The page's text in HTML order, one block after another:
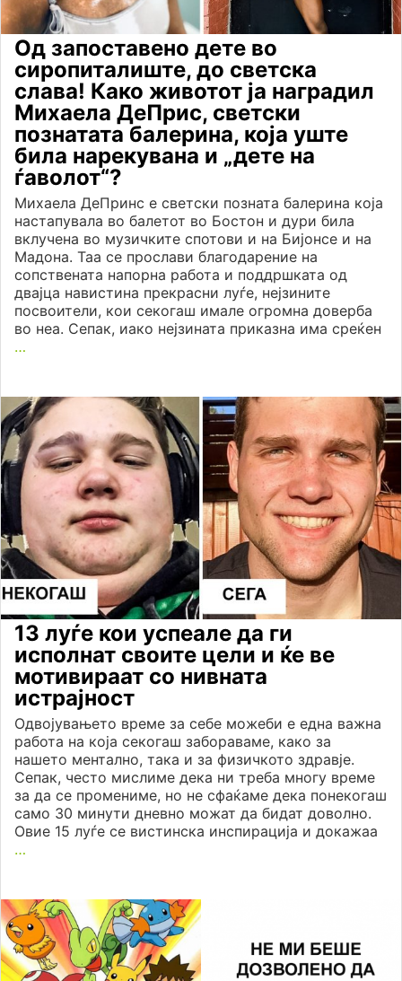
Од запоставено дете во
сиропиталиште, до светска
слава! Како животот ја наградил
Михаела ДеПрис, светски
познатата балерина, која уште
била нарекувана и „дете на
ѓаволот“?
Михаела ДеПринс е светски позната балерина која
настапувала во балетот во Бостон и дури била
вклучена во музичките спотови и на Бијонсе и на
Мадона. Таа се прослави благодарение на
сопствената напорна работа и поддршката од
двајца навистина прекрасни луѓе, нејзините
посвоители, кои секогаш имале огромна доверба
во неа. Сепак, иако нејзината приказна има среќен
…
13 луѓе кои успеале да ги
исполнат своите цели и ќе ве
мотивираат со нивната
истрајност
Одвојувањето време за себе можеби е една важна
работа на која секогаш забораваме, како за
нашето ментално, така и за физичкото здравје.
Сепак, често мислиме дека ни треба многу време
за да се промениме, но не сфаќаме дека понекогаш
само 30 минути дневно можат да бидат доволно.
Овие 15 луѓе се вистинска инспирација и докажаа
…